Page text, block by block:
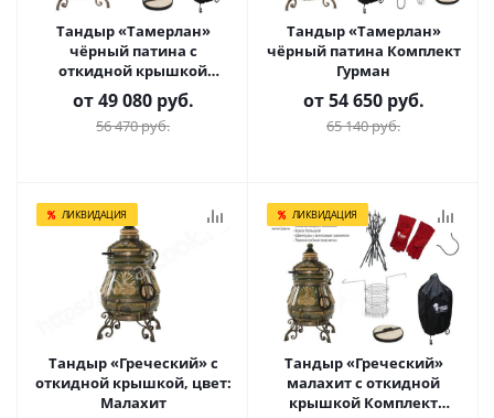
Тандыр «Тамерлан»
чёрный патина с
откидной крышкой
Комплект Практичный
от49 080 руб.
56 470 руб.
Тандыр «Тамерлан»
чёрный патина Комплект
Гурман
от54 650 руб.
65 140 руб.
ЛИКВИДАЦИЯ
Тандыр «Греческий» с
откидной крышкой, цвет:
Малахит
ЛИКВИДАЦИЯ
Тандыр «Греческий»
малахит с откидной
крышкой Комплект